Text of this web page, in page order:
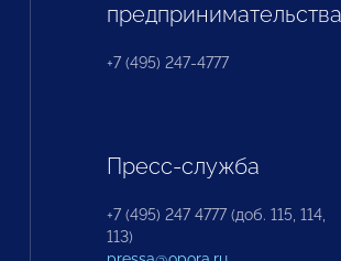
предпринимательства
+7 (495) 247-4777
Пресс-служба
+7 (495) 247 4777 (доб. 115, 114,
113)